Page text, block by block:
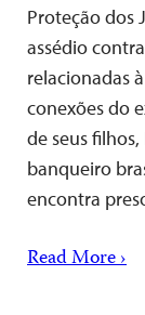
Proteção dos
assédio
relacionadas
conexões do
de seus
banqueiro
encontra
Read More ›